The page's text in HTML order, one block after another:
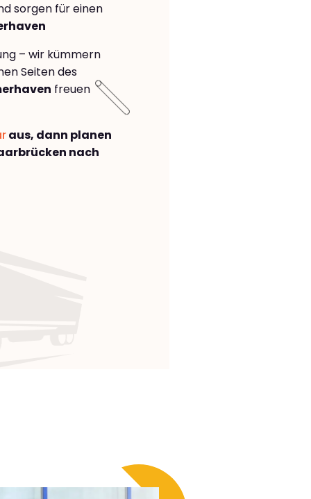
sorgen für einen
– wir kümmern
Seiten des
freuen
aus, dann planen
nach